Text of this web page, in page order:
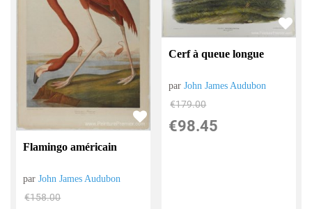
Flamingo américain
parJohn James Audubon
€158.00
Cerf à queue longue
parJohn James Audubon
€179.00
€98.45